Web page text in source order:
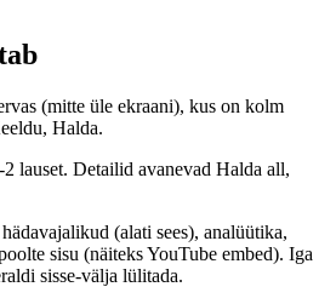
(mitte üle ekraani), kus on kolm
Halda.
lauset. Detailid avanevad Halda all,
(alati sees), analüütika,
sisu (näiteks YouTube embed). Iga
sisse-välja lülitada.